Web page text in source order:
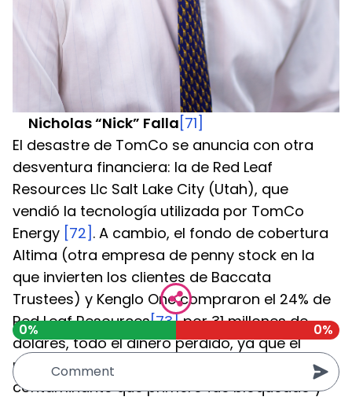
Nicholas “Nick” Falla [71]
El desastre de TomCo se anuncia con otra
desventura financiera: la de Red Leaf
Resources Llc Salt Lake City (Utah), que
vendió la tecnología utilizada por TomCo
Energy [72] . A cambio, el fondo de cobertura
Altima (otra empresa de penny stock en la
que invierten los clientes de Baccata
Trustees) y Kenglo One compraron el 24% de
Red Leaf Resources[73] por 31 millones de
dólares, todo el dinero perdido, ya que el
proyecto minero de Red Leaf es tan
contaminante que primero fue bloqueado y
0% 0%